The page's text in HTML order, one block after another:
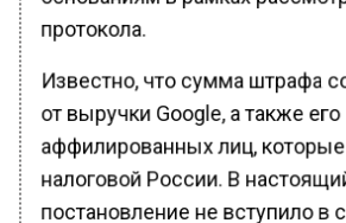
протокола.
Известно, что сумма штрафа
от выручки Google, а также его
аффилированных лиц, которые
налоговой России. В
постановление не вступило в